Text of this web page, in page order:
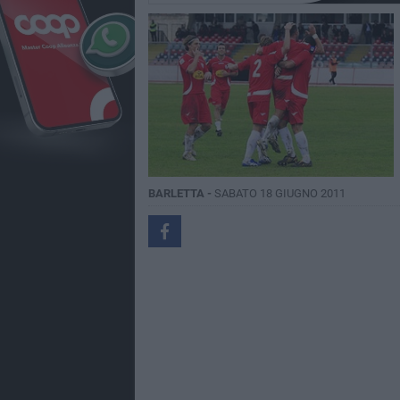
BARLETTA - SABATO 18 GIUGNO 2011